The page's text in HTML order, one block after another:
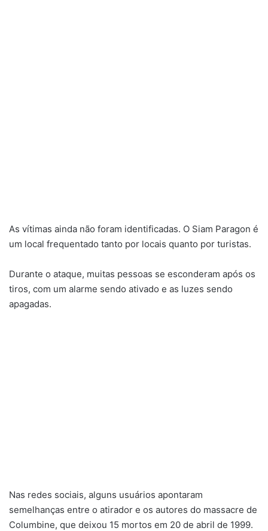
As vítimas ainda não foram identificadas. O Siam Paragon é
um local frequentado tanto por locais quanto por turistas.
Durante o ataque, muitas pessoas se esconderam após os
tiros, com um alarme sendo ativado e as luzes sendo
apagadas.
Nas redes sociais, alguns usuários apontaram
semelhanças entre o atirador e os autores do massacre de
Columbine, que deixou 15 mortos em 20 de abril de 1999.